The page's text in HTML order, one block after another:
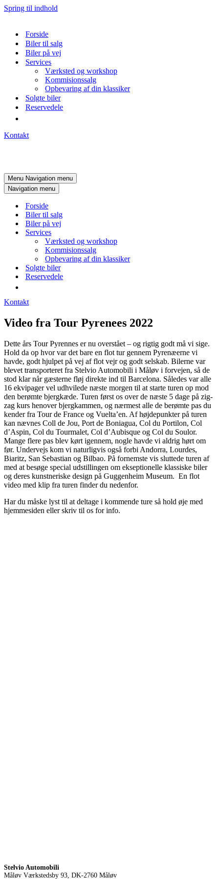
Spring til indhold
Forside
Biler til salg
Biler på vej
Services
Værksted og workshop
Kommisionssalg
Opbevaring af din klassiker
Solgte biler
Reservedele
Kontakt
Menu Navigation menu
Navigation menu
Forside
Biler til salg
Biler på vej
Services
Værksted og workshop
Kommisionssalg
Opbevaring af din klassiker
Solgte biler
Reservedele
Kontakt
Video fra Tour Pyrenees 2022
Dette års Tour Pyrennes er nu overstået – og rigtig godt må vi sige.
Hold da op hvor var det bare en flot tur gennem Pyrenæerne vi
havde, godt hjulpet på vej af flot vejr og godt selskab. Bilerne var
blevet transporteret fra Stelvio Automobili i Måløv i forvejen, så de
stod klar når gæsterne fløj direkte ind til Barcelona. Således var alle
16 ekvipager vel udhvilede næste morgen til at starte turen op mod
den berømte bjergkæde. Turen først os over de næste 5 dage på zig-
zag kurs henover bjergkammen, og nærmest alle de berømte pas du
kender fra Tour de France og Vuelta’en. Af højdepunkter på turen
kan nævnes Coll de Jou, Port de Boniagua, Col du Portilon, Col
d’Aspin, Col du Tourmalet, Col d’Aubisque og Col du Soulor.
Mange flere pas blev kørt igennem, nogle havde vi aldrig hørt om
før. Undervejs kom vi naturligvis også forbi Andorra, Lourdes,
Biaritz, San Sebastian og Bilbao. På fornemste vis sluttede turen af
med at besøge special udstillingen om ekseptionelle klassiske biler
og deres kunstneriske design på Guggenheim Museum. En flot
video med klip fra turen finder du nedenfor.
Har du måske lyst til at deltage i kommende ture så hold øje med
hjemmesiden eller skriv til os for info.
Stelvio Automobili
Måløv Værkstedsby 93, DK-2760 Måløv